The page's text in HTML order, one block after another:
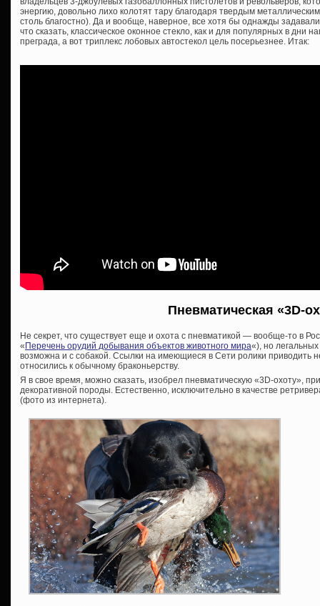
энергию, довольно лихо колотят тару благодаря твердым
столь благостно). Да и вообще, наверное, все хотя бы однажды
что сказать, классическое оконное стекло, как и для популярных в дни
преграда, а вот триплекс лобовых автостекол цель посерьезнее. Итак:
Пневматическая «3D-
Не секрет, что существует еще и охота с пневматикой — вообще-то в
«Перечень орудий добывания объектов животного мира«), но
возможна и с собакой. Ссылки на имеющиеся в Сети ролики приводить
относились к обычному браконьерству.
Я в свое время, можно сказать, изобрел пневматическую «3D-охоту»,
декоративной породы. Естественно, исключительно в качестве
(фото из интернета).